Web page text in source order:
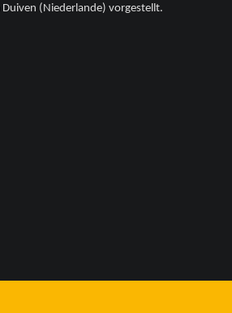
Duiven (Niederlande) vorgestellt.